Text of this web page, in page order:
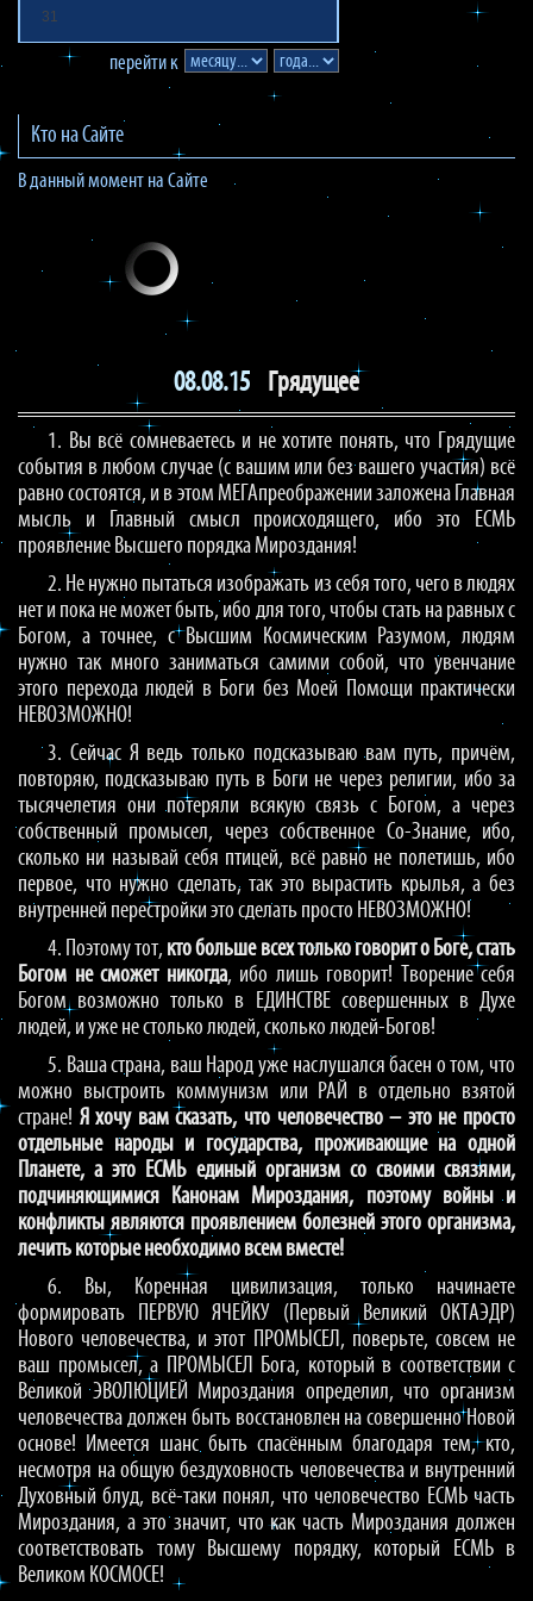
31
перейти к
Кто на Сайте
В данный момент на Сайте
08.08.15 Грядущее
1. Вы всё сомневаетесь и не хотите понять, что Грядущие
события в любом случае (с вашим или без вашего участия) всё
равно состоятся, и в этом МЕГАпреображении заложена Главная
мысль и Главный смысл происходящего, ибо это ЕСМЬ
проявление Высшего порядка Мироздания!
2. Не нужно пытаться изображать из себя того, чего в людях
нет и пока не может быть, ибо для того, чтобы стать на равных с
Богом, а точнее, с Высшим Космическим Разумом, людям
нужно так много заниматься самими собой, что увенчание
этого перехода людей в Боги без Моей Помощи практически
НЕВОЗМОЖНО!
3. Сейчас Я ведь только подсказываю вам путь, причём,
повторяю, подсказываю путь в Боги не через религии, ибо за
тысячелетия они потеряли всякую связь с Богом, а через
собственный промысел, через собственное Со-Знание, ибо,
сколько ни называй себя птицей, всё равно не полетишь, ибо
первое, что нужно сделать, так это вырастить крылья, а без
внутренней перестройки это сделать просто НЕВОЗМОЖНО!
4. Поэтому тот, кто больше всех только говорит о Боге, стать
Богом не сможет никогда, ибо лишь говорит! Творение себя
Богом возможно только в ЕДИНСТВЕ совершенных в Духе
людей, и уже не столько людей, сколько людей-Богов!
5. Ваша страна, ваш Народ уже наслушался басен о том, что
можно выстроить коммунизм или РАЙ в отдельно взятой
стране! Я хочу вам сказать, что человечество – это не просто
отдельные народы и государства, проживающие на одной
Планете, а это ЕСМЬ единый организм со своими связями,
подчиняющимися Канонам Мироздания, поэтому войны и
конфликты являются проявлением болезней этого организма,
лечить которые необходимо всем вместе!
6. Вы, Коренная цивилизация, только начинаете
формировать ПЕРВУЮ ЯЧЕЙКУ (Первый Великий ОКТАЭДР)
Нового человечества, и этот ПРОМЫСЕЛ, поверьте, совсем не
ваш промысел, а ПРОМЫСЕЛ Бога, который в соответствии с
Великой ЭВОЛЮЦИЕЙ Мироздания определил, что организм
человечества должен быть восстановлен на совершенно Новой
основе! Имеется шанс быть спасённым благодаря тем, кто,
несмотря на общую бездуховность человечества и внутренний
Духовный блуд, всё-таки понял, что человечество ЕСМЬ часть
Мироздания, а это значит, что как часть Мироздания должен
соответствовать тому Высшему порядку, который ЕСМЬ в
Великом КОСМОСЕ!